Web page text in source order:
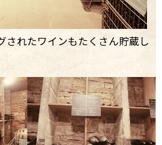
されたワインもたくさん貯蔵し